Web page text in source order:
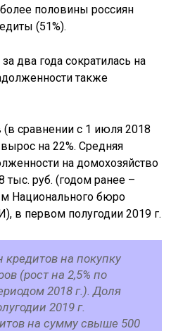
половины россиян
(51%).
два года сократилась на
также
сравнении с 1 июля 2018
на 22%. Средняя
на домохозяйство
тыс. руб. (годом ранее –
Национального бюро
в первом полугодии 2019 г.
на покупку
(рост на 2,5% по
2018 г.). Доля
2019 г.
на сумму свыше 500